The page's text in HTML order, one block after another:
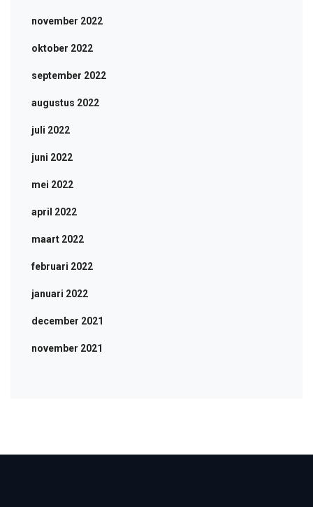
november 2022
oktober 2022
september 2022
augustus 2022
juli 2022
juni 2022
mei 2022
april 2022
maart 2022
februari 2022
januari 2022
december 2021
november 2021